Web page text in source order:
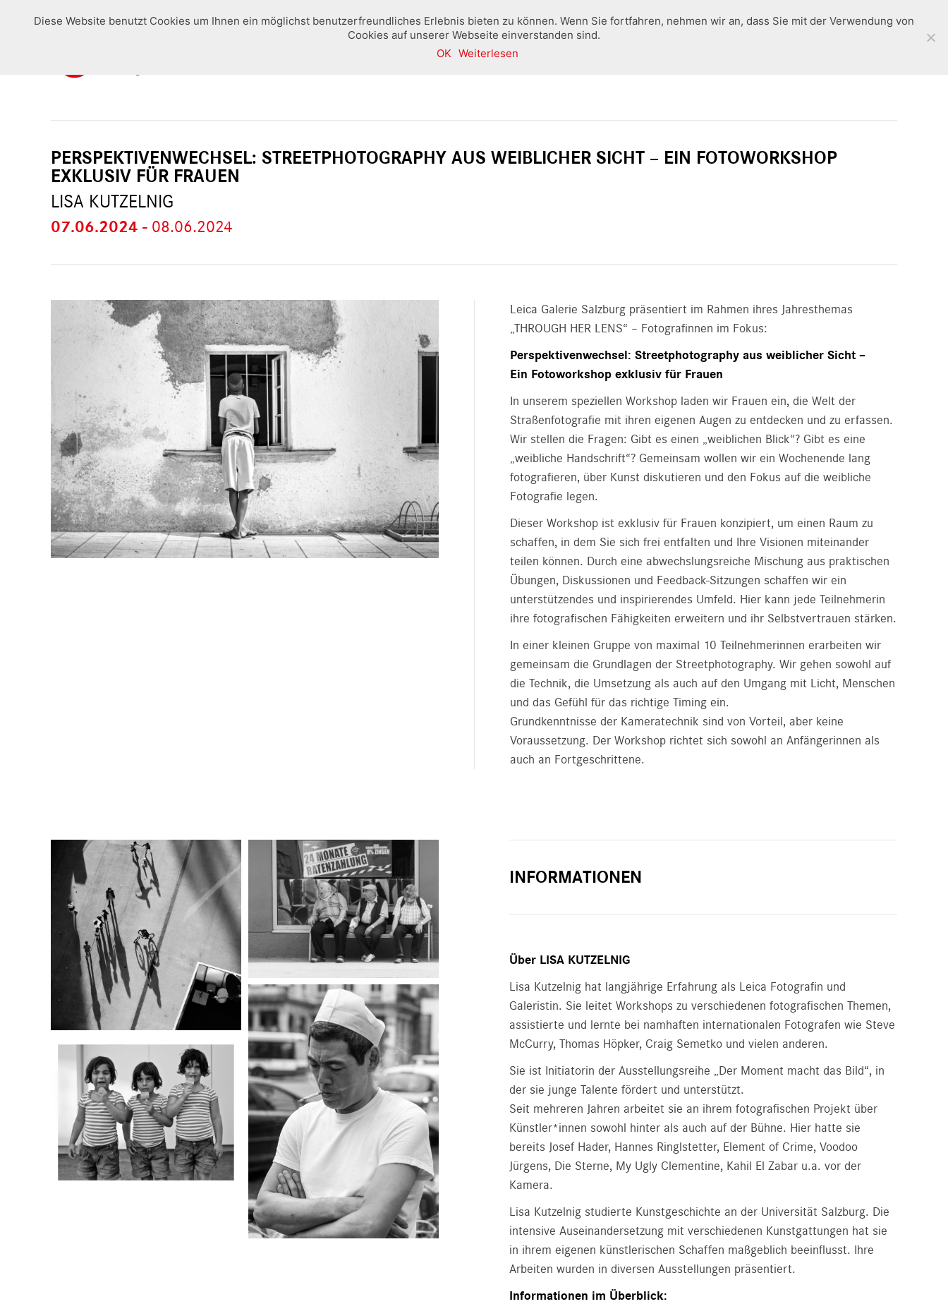
Boutique Ausstellungen und Veranstaltungen
PERSPEKTIVENWECHSEL: STREETPHOTOGRAPHY AUS WEIBLICHER SICHT – EIN FOTOWORKSHOP
EXKLUSIV FÜR FRAUEN
LISA KUTZELNIG
07.06.2024 - 08.06.2024
Leica Galerie Salzburg präsentiert im Rahmen ihres Jahresthemas
„THROUGH HER LENS“ – Fotografinnen im Fokus:
Perspektivenwechsel: Streetphotography aus weiblicher Sicht –
Ein Fotoworkshop exklusiv für Frauen
In unserem speziellen Workshop laden wir Frauen ein, die Welt der
Straßenfotografie mit ihren eigenen Augen zu entdecken und zu erfassen.
Wir stellen die Fragen: Gibt es einen „weiblichen Blick“? Gibt es eine
„weibliche Handschrift“? Gemeinsam wollen wir ein Wochenende lang
fotografieren, über Kunst diskutieren und den Fokus auf die weibliche
Fotografie legen.
Dieser Workshop ist exklusiv für Frauen konzipiert, um einen Raum zu
schaffen, in dem Sie sich frei entfalten und Ihre Visionen miteinander
teilen können. Durch eine abwechslungsreiche Mischung aus praktischen
Übungen, Diskussionen und Feedback-Sitzungen schaffen wir ein
unterstützendes und inspirierendes Umfeld. Hier kann jede Teilnehmerin
ihre fotografischen Fähigkeiten erweitern und ihr Selbstvertrauen stärken.
In einer kleinen Gruppe von maximal 10 Teilnehmerinnen erarbeiten wir
gemeinsam die Grundlagen der Streetphotography. Wir gehen sowohl auf
die Technik, die Umsetzung als auch auf den Umgang mit Licht, Menschen
und das Gefühl für das richtige Timing ein.
Grundkenntnisse der Kameratechnik sind von Vorteil, aber keine
Voraussetzung. Der Workshop richtet sich sowohl an Anfängerinnen als
auch an Fortgeschrittene.
INFORMATIONEN
Über LISA KUTZELNIG
Lisa Kutzelnig hat langjährige Erfahrung als Leica Fotografin und
Galeristin. Sie leitet Workshops zu verschiedenen fotografischen Themen,
assistierte und lernte bei namhaften internationalen Fotografen wie Steve
McCurry, Thomas Höpker, Craig Semetko und vielen anderen.
Sie ist Initiatorin der Ausstellungsreihe „Der Moment macht das Bild“, in
der sie junge Talente fördert und unterstützt.
Seit mehreren Jahren arbeitet sie an ihrem fotografischen Projekt über
Künstler*innen sowohl hinter als auch auf der Bühne. Hier hatte sie
bereits Josef Hader, Hannes Ringlstetter, Element of Crime, Voodoo
Jürgens, Die Sterne, My Ugly Clementine, Kahil El Zabar u.a. vor der
Kamera.
Lisa Kutzelnig studierte Kunstgeschichte an der Universität Salzburg. Die
intensive Auseinandersetzung mit verschiedenen Kunstgattungen hat sie
in ihrem eigenen künstlerischen Schaffen maßgeblich beeinflusst. Ihre
Arbeiten wurden in diversen Ausstellungen präsentiert.
Informationen im Überblick:
Diese Website benutzt Cookies um Ihnen ein möglichst benutzerfreundliches Erlebnis bieten zu können. Wenn Sie fortfahren, nehmen wir an, dass Sie mit der Verwendung von
Cookies auf unserer Webseite einverstanden sind.
OK Weiterlesen